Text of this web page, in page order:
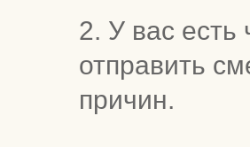
2. У вас есть
отправить
причин.